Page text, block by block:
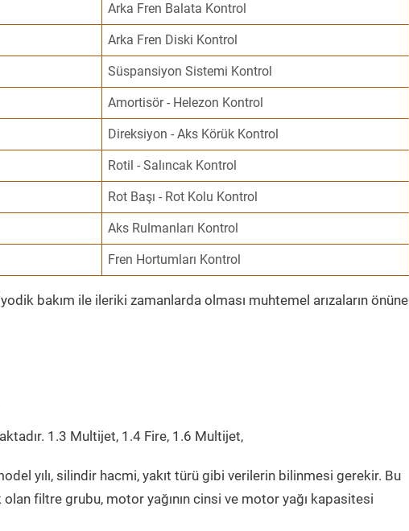
Arka Fren Balata Kontrol
Arka Fren Diski Kontrol
Süspansiyon Sistemi Kontrol
Amortisör - Helezon Kontrol
Direksiyon - Aks Körük Kontrol
Rotil - Salıncak Kontrol
Rot Başı - Rot Kolu Kontrol
Aks Rulmanları Kontrol
Fren Hortumları Kontrol
bakım ile ileriki zamanlarda olması muhtemel arızaların önüne
1.3 Multijet, 1.4 Fire, 1.6 Multijet,
yılı, silindir hacmi, yakıt türü gibi verilerin bilinmesi gerekir. Bu
filtre grubu, motor yağının cinsi ve motor yağı kapasitesi